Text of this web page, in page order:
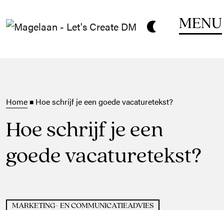
MENU
Home ■ Hoe schrijf je een goede vacaturetekst?
Hoe schrijf je een
goede vacaturetekst?
MARKETING- EN COMMUNICATIEADVIES